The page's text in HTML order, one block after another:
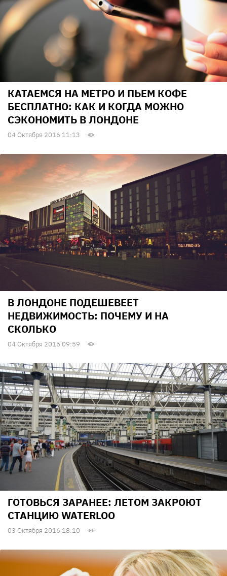
КАТАЕМСЯ НА МЕТРО И ПЬЕМ КОФЕ
БЕСПЛАТНО: КАК И КОГДА МОЖНО
СЭКОНОМИТЬ В ЛОНДОНЕ
04 Октября 2016 11:13
В ЛОНДОНЕ ПОДЕШЕВЕЕТ
НЕДВИЖИМОСТЬ: ПОЧЕМУ И НА
СКОЛЬКО
04 Октября 2016 09:59
ГОТОВЬСЯ ЗАРАНЕЕ: ЛЕТОМ ЗАКРОЮТ
СТАНЦИЮ WATERLOO
03 Октября 2016 18:10